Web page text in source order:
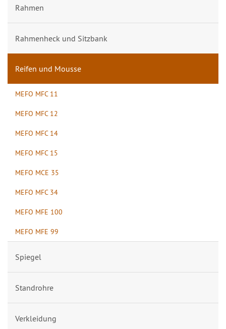
Rahmen
Rahmenheck und Sitzbank
Reifen und Mousse
MEFO MFC 11
MEFO MFC 12
MEFO MFC 14
MEFO MFC 15
MEFO MCE 35
MEFO MFC 34
MEFO MFE 100
MEFO MFE 99
Spiegel
Standrohre
Verkleidung